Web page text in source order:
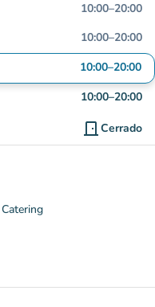
10:00–20:00
10:00–20:00
10:00–20:00
10:00–20:00
door_front Cerrado
Catering